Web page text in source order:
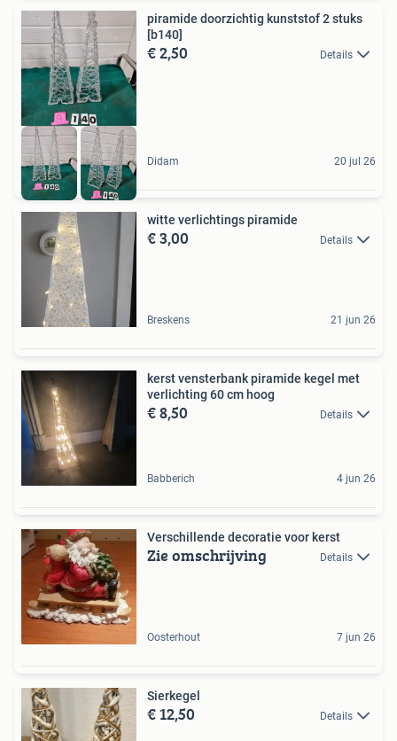
piramide doorzichtig kunststof 2 stuks
[b140]
€ 2,50 Details
Didam 20 jul 26
witte verlichtings piramide
€ 3,00 Details
Breskens 21 jun 26
kerst vensterbank piramide kegel met
verlichting 60 cm hoog
€ 8,50 Details
Babberich 4 jun 26
Verschillende decoratie voor kerst
Zie omschrijving Details
Oosterhout 7 jun 26
Sierkegel
€ 12,50 Details